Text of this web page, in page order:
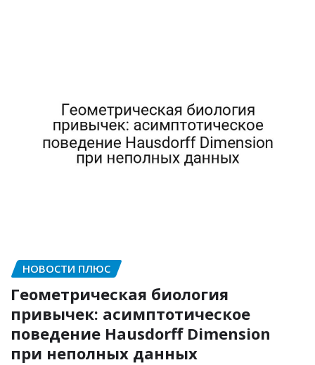
НОВОСТИ ПЛЮС
Геометрическая биология
привычек: асимптотическое
поведение Hausdorff Dimension
при неполных данных